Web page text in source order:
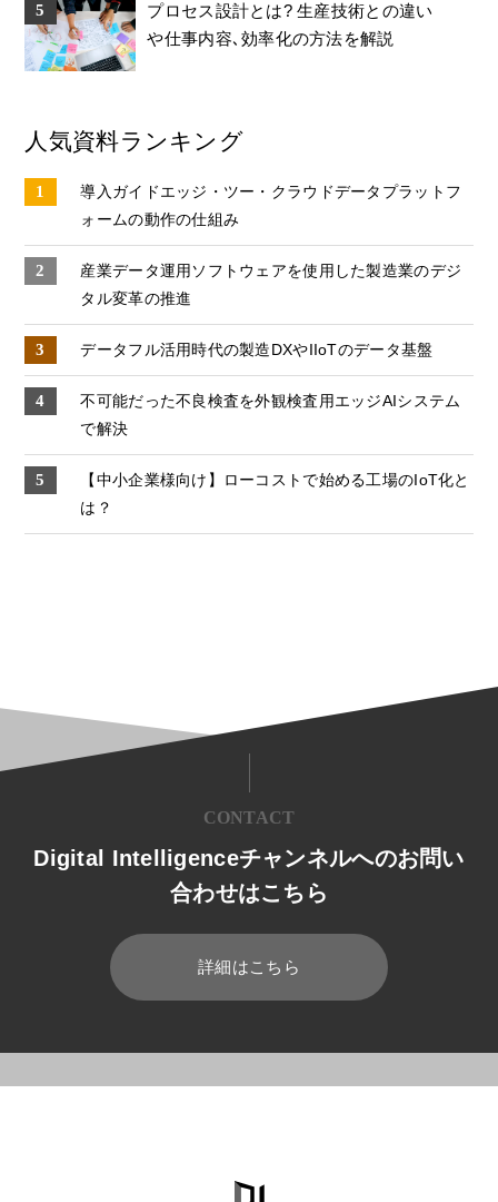
プロセス設計とは? 生産技術との違い
や仕事内容､効率化の方法を解説
人気資料ランキング
導入ガイドエッジ・ツー・クラウドデータプラットフ
ォームの動作の仕組み
産業データ運⽤ソフトウェアを使⽤した製造業のデジ
タル変⾰の推進
データフル活用時代の製造DXやIIoTのデータ基盤
不可能だった不良検査を外観検査用エッジAIシステム
で解決
【中小企業様向け】ローコストで始める工場のIoT化と
は？
CONTACT
Digital Intelligenceチャンネルへのお問い
合わせはこちら
詳細はこちら